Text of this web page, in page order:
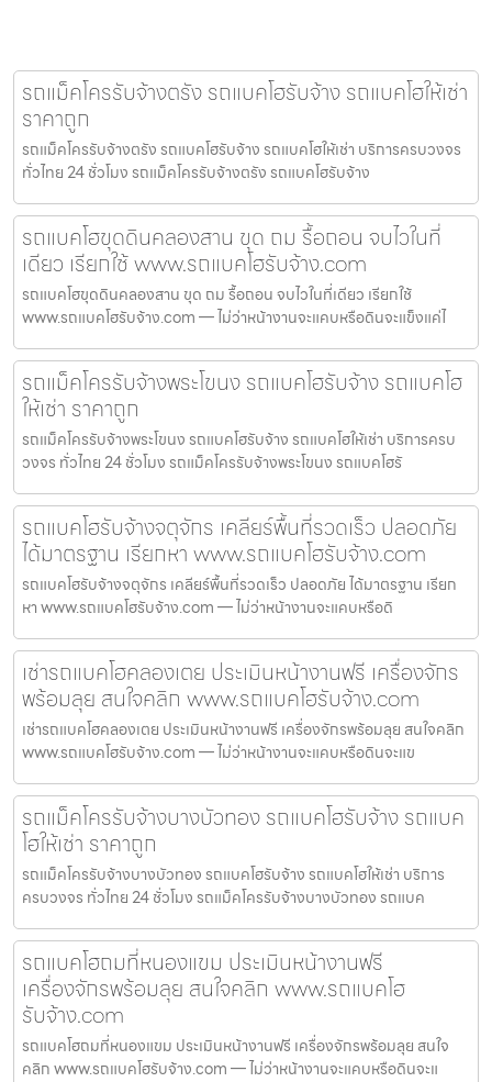
รถแม็คโครรับจ้างตรัง รถแบคโฮรับจ้าง รถแบคโฮให้เช่า
ราคาถูก
รถแม็คโครรับจ้างตรัง รถแบคโฮรับจ้าง รถแบคโฮให้เช่า บริการครบวงจร
ทั่วไทย 24 ชั่วโมง รถแม็คโครรับจ้างตรัง รถแบคโฮรับจ้าง
รถแบคโฮขุดดินคลองสาน ขุด ถม รื้อถอน จบไวในที่
เดียว เรียกใช้ www.รถแบคโฮรับจ้าง.com
รถแบคโฮขุดดินคลองสาน ขุด ถม รื้อถอน จบไวในที่เดียว เรียกใช้
www.รถแบคโฮรับจ้าง.com — ไม่ว่าหน้างานจะแคบหรือดินจะแข็งแค่ไ
รถแม็คโครรับจ้างพระโขนง รถแบคโฮรับจ้าง รถแบคโฮ
ให้เช่า ราคาถูก
รถแม็คโครรับจ้างพระโขนง รถแบคโฮรับจ้าง รถแบคโฮให้เช่า บริการครบ
วงจร ทั่วไทย 24 ชั่วโมง รถแม็คโครรับจ้างพระโขนง รถแบคโฮรั
รถแบคโฮรับจ้างจตุจักร เคลียร์พื้นที่รวดเร็ว ปลอดภัย
ได้มาตรฐาน เรียกหา www.รถแบคโฮรับจ้าง.com
รถแบคโฮรับจ้างจตุจักร เคลียร์พื้นที่รวดเร็ว ปลอดภัย ได้มาตรฐาน เรียก
หา www.รถแบคโฮรับจ้าง.com — ไม่ว่าหน้างานจะแคบหรือดิ
เช่ารถแบคโฮคลองเตย ประเมินหน้างานฟรี เครื่องจักร
พร้อมลุย สนใจคลิก www.รถแบคโฮรับจ้าง.com
เช่ารถแบคโฮคลองเตย ประเมินหน้างานฟรี เครื่องจักรพร้อมลุย สนใจคลิก
www.รถแบคโฮรับจ้าง.com — ไม่ว่าหน้างานจะแคบหรือดินจะแข
รถแม็คโครรับจ้างบางบัวทอง รถแบคโฮรับจ้าง รถแบค
โฮให้เช่า ราคาถูก
รถแม็คโครรับจ้างบางบัวทอง รถแบคโฮรับจ้าง รถแบคโฮให้เช่า บริการ
ครบวงจร ทั่วไทย 24 ชั่วโมง รถแม็คโครรับจ้างบางบัวทอง รถแบค
รถแบคโฮถมที่หนองแขม ประเมินหน้างานฟรี
เครื่องจักรพร้อมลุย สนใจคลิก www.รถแบคโฮ
รับจ้าง.com
รถแบคโฮถมที่หนองแขม ประเมินหน้างานฟรี เครื่องจักรพร้อมลุย สนใจ
คลิก www.รถแบคโฮรับจ้าง.com — ไม่ว่าหน้างานจะแคบหรือดินจะแ